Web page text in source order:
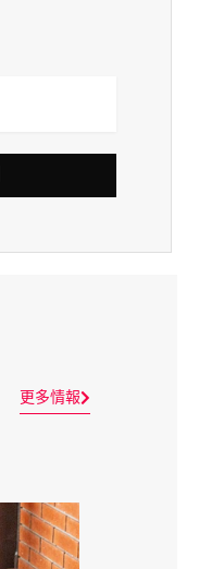
更多情報